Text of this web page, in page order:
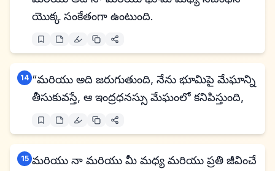
యొక్క సంకేతంగా ఉంటుంది.
14 “మరియు అది జరుగుతుంది, నేను భూమిపై మేఘాన్ని
తీసుకువస్తే, ఆ ఇంద్రధనస్సు మేఘంలో కనిపిస్తుంది,
15 మరియు నా మరియు మీ మధ్య మరియు ప్రతి జీవించే